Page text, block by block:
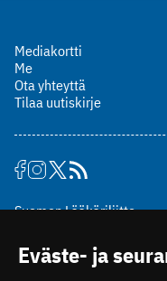
Mediakortti
Me
Ota yhteyttä
Tilaa uutiskirje
Suomen Lääkäriliitto
00510 Helsinki
puh. (09) 393 091
Eväste- ja